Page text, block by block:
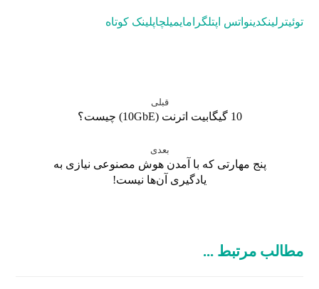
توئیتر لینکدینواتس اپتلگرامایمیلچاپلینک کوتاه
قبلی
10 گیگابیت اترنت (10GbE) چیست؟
بعدی
پنج مهارتی که با آمدن هوش مصنوعی نیازی به
یادگیری آن‌ها نیست!
مطالب مرتبط ...